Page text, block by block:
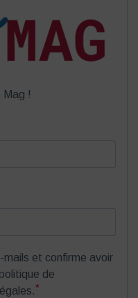
Mag !
et confirme avoir
de
*